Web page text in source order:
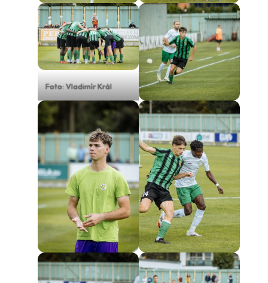
Foto: Vladimír Král